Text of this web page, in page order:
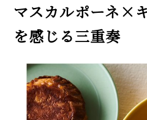
マスカルポーネ×
を感じる三重奏